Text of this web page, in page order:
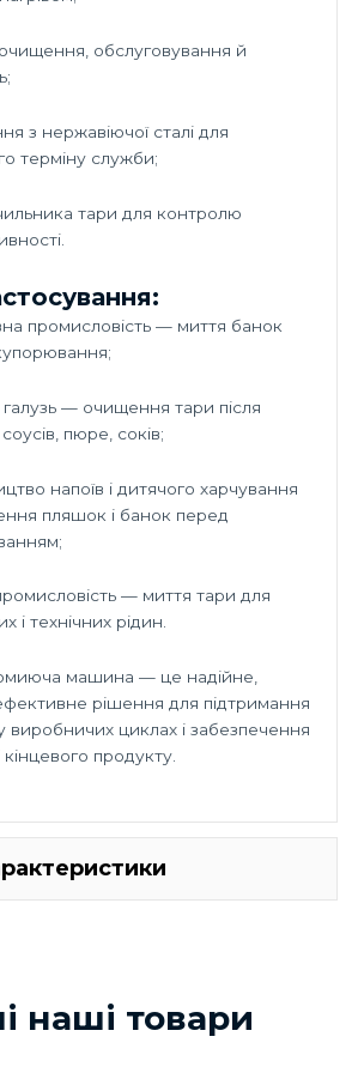
обслуговування й
з нержавіючої сталі для
терміну служби;
тари для контролю
промисловість — миття банок
— очищення тари після
пюре, соків;
напоїв і дитячого харчування
пляшок і банок перед
— миття тари для
і технічних рідин.
машина — це надійне,
рішення для підтримання
виробничих циклах і забезпечення
кінцевого продукту.
год
9000
наші товари